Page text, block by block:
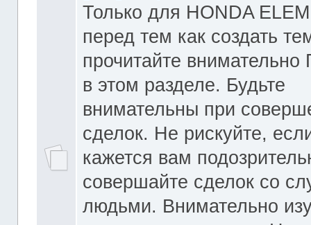
Только для HONDA
перед тем как создать
прочитайте
в этом разделе. Будьте
внимательны при
сделок. Не рискуйте,
кажется вам
совершайте сделок со
людьми. Внимательно